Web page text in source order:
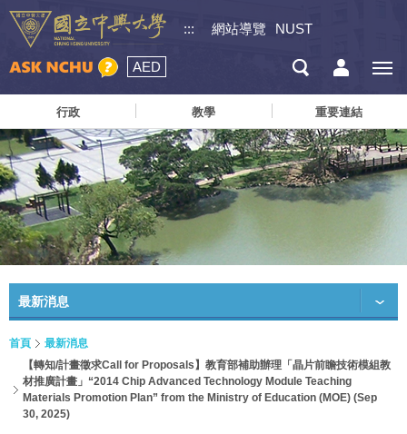
::: 網站導覽 NUST
AED
行政 教學 重要連結
最新消息
首頁
最新消息
【轉知/計畫徵求Call for Proposals】教育部補助辦理「晶片前瞻技術模組教
材推廣計畫」“2014 Chip Advanced Technology Module Teaching
Materials Promotion Plan” from the Ministry of Education (MOE) (Sep
30, 2025)